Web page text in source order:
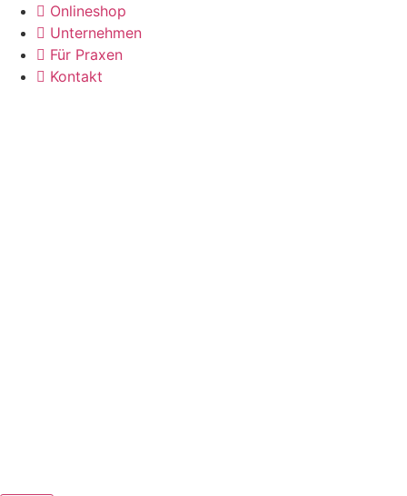
Zum
Inhalt
wechseln
Onlineshop
Unternehmen
Für Praxen
Kontakt